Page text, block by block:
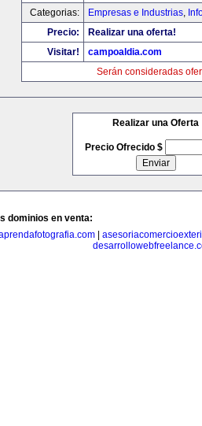
Categorias:
Empresas e Industrias,
Precio:
Realizar una oferta!
Visitar!
campoaldia.com
Serán consideradas
Realizar una Oferta
Precio Ofrecido $
dominios en venta: